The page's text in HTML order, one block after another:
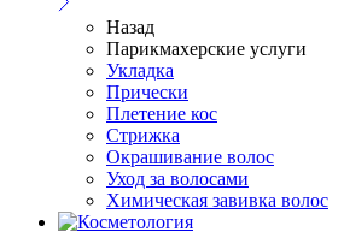
Назад
Парикмахерские услуги
Укладка
Прически
Плетение кос
Стрижка
Окрашивание волос
Уход за волосами
Химическая завивка волос